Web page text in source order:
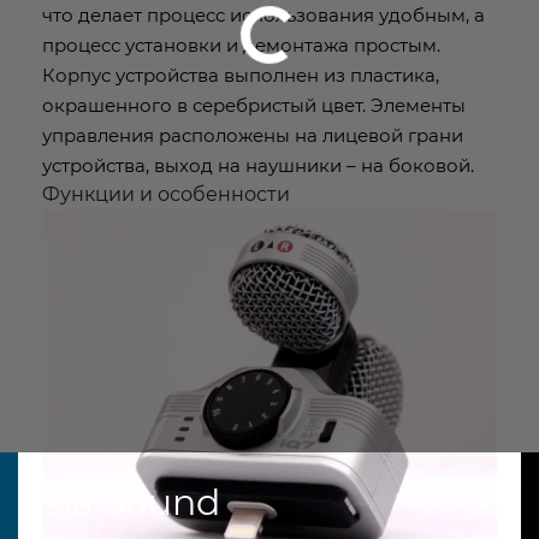
что делает процесс использования удобным, а
процесс установки и демонтажа простым.
Корпус устройства выполнен из пластика,
окрашенного в серебристый цвет. Элементы
управления расположены на лицевой грани
устройства, выход на наушники – на боковой.
Функции и особенности
Asia Sound